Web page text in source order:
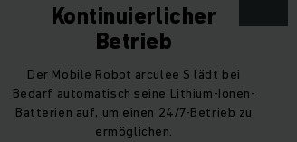
Kontinuierlicher
Betrieb
Der Mobile Robot arculee S lädt bei
Bedarf automatisch seine Lithium-Ionen-
Batterien auf, um einen 24/7-Betrieb zu
ermöglichen.